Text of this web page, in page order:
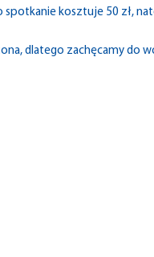
spotkanie kosztuje 50 zł,
dlatego zachęcamy do